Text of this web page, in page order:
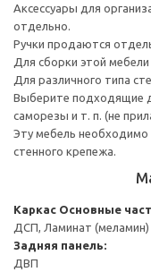
Аксессуары для
отдельно.
Ручки продаются
Для сборки этой
Для различного типа
Выберите подходящие
саморезы и т. п. (не
Эту мебель необходимо
стенного крепежа.
Каркас Основные
ДСП, Ламинат (меламин)
Задняя панель:
ДВП